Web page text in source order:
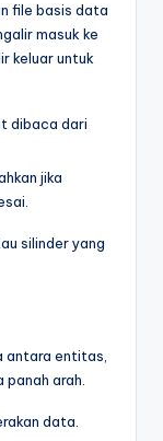
file basis data
masuk ke
keluar untuk
dibaca dari
jika
silinder yang
antara entitas,
panah arah.
data.